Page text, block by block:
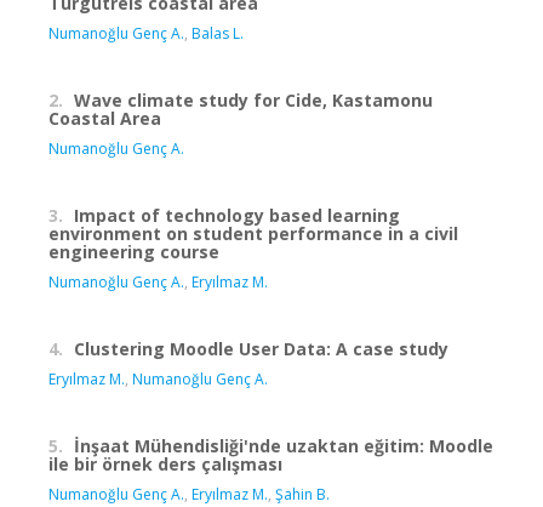
Numanoğlu Genç A., Balas L.
2. Wave climate study for Cide, Kastamonu
Coastal Area
Numanoğlu Genç A.
3. Impact of technology based learning
environment on student performance in a civil
engineering course
Numanoğlu Genç A., Eryılmaz M.
4. Clustering Moodle User Data: A case study
Eryılmaz M., Numanoğlu Genç A.
5. İnşaat Mühendisliği'nde uzaktan eğitim: Moodle
ile bir örnek ders çalışması
Numanoğlu Genç A., Eryılmaz M., Şahin B.